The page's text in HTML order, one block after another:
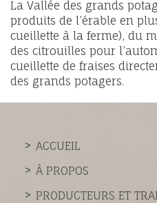
La Vallée des grands
produits de l’érable en
cueillette à la ferme), du
des citrouilles pour
cueillette de fraises
des grands potagers.
ACCUEIL
À PROPOS
PRODUCTEURS ET